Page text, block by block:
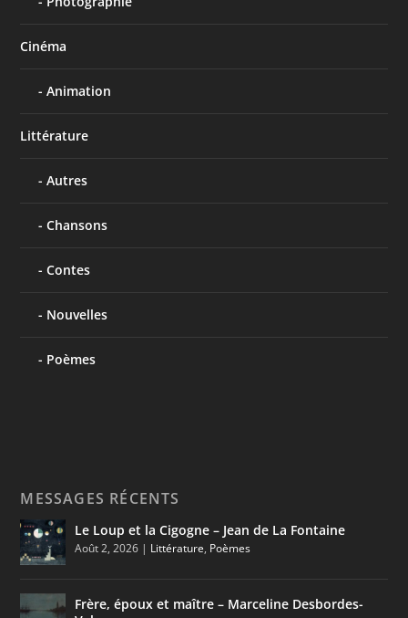
Cinéma
Animation
Littérature
Autres
Chansons
Contes
Nouvelles
Poèmes
MESSAGES RÉCENTS
Le Loup et la Cigogne – Jean de La Fontaine
Août 2, 2026 | Littérature, Poèmes
Frère, époux et maître – Marceline Desbordes-